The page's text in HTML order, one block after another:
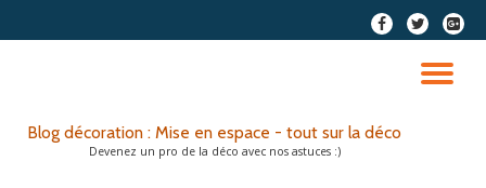
fa-
facebook
fa-
twitter
fa-
plus-
Blog décoration : Mise en espace - tout sur la déco
Devenez un pro de la déco avec nos astuces :)